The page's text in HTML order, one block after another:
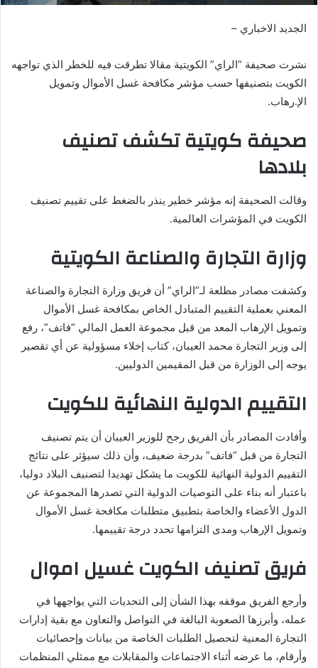
الجديد الاخباري –
نشرت صحيفة “الراي” الكويتية مقالا تطرقت فيه للخطر الذي تواجهه
الكويت بتصنيفها حسب مؤشر مكافحة غسل الأموال وتمويل
الإ.رهاب.
صحيفة كويتية تكشف تصنيف
بلادها
وقالت الصحيفة إنه مؤشر خطير ينذر بالضغط على تقييم تصنيف
الكويت في المؤشرات العالمية.
وزارة التجارة والصناعة الكويتية
وكشفت مصادر مطلعة لـ”الراي” أن فريق وزارة التجارة والصناعة
المعني بعملية التقييم المتبادل الخاص بمكافحة غسل الأموال
وتمويل الإرهاب المعد من قبل مجموعة العمل المالي “فاتف”، رفع
إلى وزير التجارة محمد العيبان، كتاب إخلاء مسؤولية عن أي تقصير
يوجه إلى الوزارة من قبل المقيمين الدوليين.
التقييم الدولية النهائية للكويت
وأفادت المصادر بأن الفريق رجح للوزير العيبان أن يتم تصنيف
التجارة من قبل “فاتف” بدرجة ضعيف، وأن ذلك سيؤثر على نتائج
التقييم الدولية النهائية للكويت ما يشكل تهديدا لتصنيف البلاد دوليا،
باعتبار أنه بناء على التوصيات الدولية التي تصدرها المجموعة عن
الدول الأعضاء والخاصة بتطبيق متطلبات مكافحة غسل الأموال
وتمويل الإرهاب ومدى التزامها تحدد درجة تقييمها.
فريق تصنيف الكويت غسيل اموال
وأرجع الفريق موقفه بهذا الشأن إلى التحديات التي يواجهها في
عمله، وأبرزها الصعوبة البالغة في التواصل والتعاون مع بقية إدارات
التجارة المعنية لتحصيل الطلبات الخاصة من بيانات وإحصائيات
وأرقام، ما عرضه أثناء الاجتماعات والمقابلات مع ممثلي المنظمات